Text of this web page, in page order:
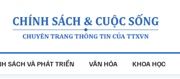
SÁCH VÀ PHÁT TRIỂN VĂN HÓA KHOA HỌC